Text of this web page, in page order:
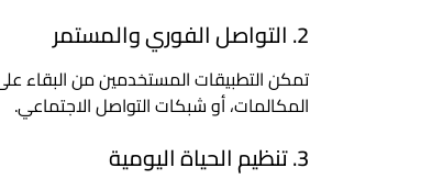
2. التواصل الفوري والمستمر
تمكن التطبيقات المستخدمين من البقاء على
المكالمات، أو شبكات التواصل الاجتماعي.
3. تنظيم الحياة اليومية